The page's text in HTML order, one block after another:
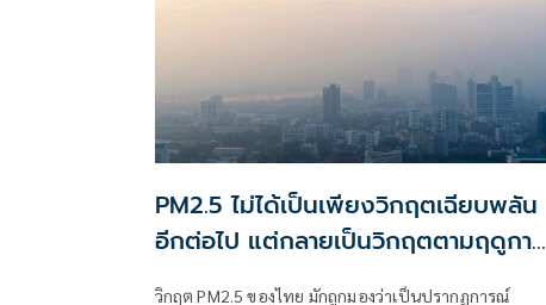
PM2.5 ไม่ได้เป็นเพียงวิกฤตเฉียบพลัน
อีกต่อไป แต่กลายเป็นวิกฤตตามฤดูกาล
วิกฤต PM2.5 ของไทย มักถูกมองว่าเป็นปรากฏการณ์